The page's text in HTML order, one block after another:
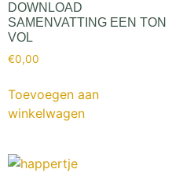
DOWNLOAD
SAMENVATTING EEN TON
VOL
€0,00
Toevoegen aan
winkelwagen